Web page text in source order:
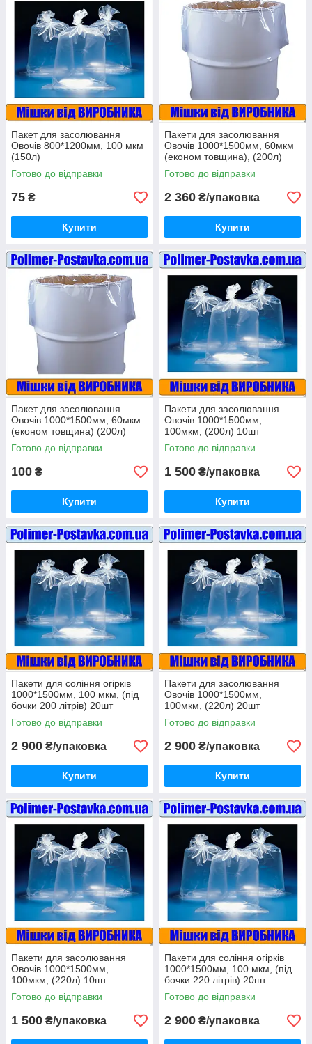
Пакет для засолювання
Овочів 800*1200мм, 100 мкм
(150л)
Готово до відправки
75 ₴
Купити
Пакети для засолювання
Овочів 1000*1500мм, 60мкм
(економ товщина), (200л)
20шт
Готово до відправки
2 360 ₴/упаковка
Купити
Пакет для засолювання
Овочів 1000*1500мм, 60мкм
(економ товщина) (200л)
Готово до відправки
100 ₴
Купити
Пакети для засолювання
Овочів 1000*1500мм,
100мкм, (200л) 10шт
Готово до відправки
1 500 ₴/упаковка
Купити
Пакети для соління огірків
1000*1500мм, 100 мкм, (під
бочки 200 літрів) 20шт
Готово до відправки
2 900 ₴/упаковка
Купити
Пакети для засолювання
Овочів 1000*1500мм,
100мкм, (220л) 20шт
Готово до відправки
2 900 ₴/упаковка
Купити
Пакети для засолювання
Овочів 1000*1500мм,
100мкм, (220л) 10шт
Готово до відправки
1 500 ₴/упаковка
Пакети для соління огірків
1000*1500мм, 100 мкм, (під
бочки 220 літрів) 20шт
Готово до відправки
2 900 ₴/упаковка